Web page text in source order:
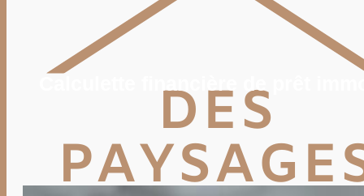
VIE PRATIQUE
ENERGIE
TRAVAUX
DEVIS
Rechercher
Rechercher :